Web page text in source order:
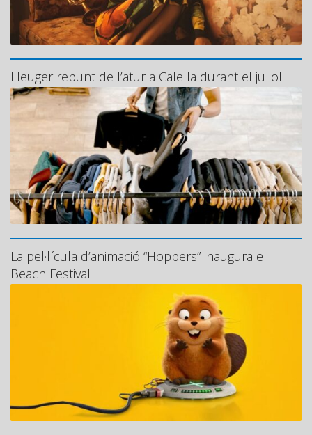
Lleuger repunt de l’atur a Calella durant el juliol
La pel·lícula d’animació “Hoppers” inaugura el
Beach Festival